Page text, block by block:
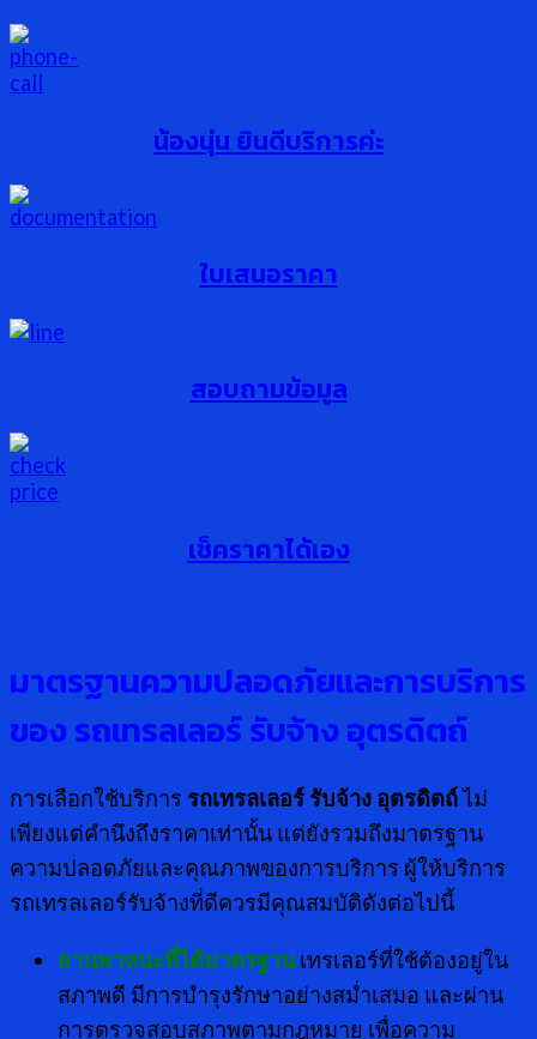
น้องนุ่น ยินดีบริการค่ะ
ใบเสนอราคา
สอบถามข้อมูล
เช็คราคาได้เอง
มาตรฐานความปลอดภัยและการบริการ
ของ รถเทรลเลอร์ รับจ้าง อุตรดิตถ์
การเลือกใช้บริการ รถเทรลเลอร์ รับจ้าง อุตรดิตถ์ไม่
เพียงแต่คำนึงถึงราคาเท่านั้น แต่ยังรวมถึงมาตรฐาน
ความปลอดภัยและคุณภาพของการบริการ ผู้ให้บริการ
รถเทรลเลอร์รับจ้างที่ดีควรมีคุณสมบัติดังต่อไปนี้
ยานพาหนะที่ได้มาตรฐานเทรเลอร์ที่ใช้ต้องอยู่ใน
สภาพดี มีการบำรุงรักษาอย่างสม่ำเสมอ และผ่าน
การตรวจสอบสภาพตามกฎหมาย เพื่อความ